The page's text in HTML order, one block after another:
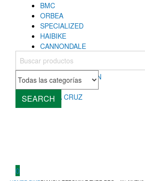
BMC
ORBEA
SPECIALIZED
HAIBIKE
CANNONDALE
COLNAGO
MONDRAKER
ROCKY MOUNTAIN
CUBE
SANTA CRUZ
SEARCH
0